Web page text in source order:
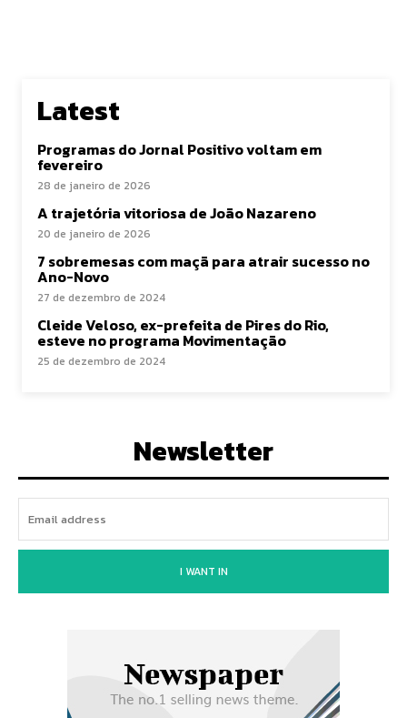
Latest
Programas do Jornal Positivo voltam em
fevereiro
28 de janeiro de 2026
A trajetória vitoriosa de João Nazareno
20 de janeiro de 2026
7 sobremesas com maçã para atrair sucesso no
Ano-Novo
27 de dezembro de 2024
Cleide Veloso, ex-prefeita de Pires do Rio,
esteve no programa Movimentação
25 de dezembro de 2024
Newsletter
I WANT IN